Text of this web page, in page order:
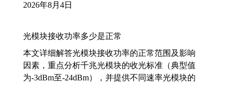
2026年8月4日
光模块接收功率多少是正常
本文详细解答光模块接收功率的正常范围及影响
因素，重点分析千兆光模块的收光标准（典型值
为-3dBm至-24dBm），并提供不同速率光模块的